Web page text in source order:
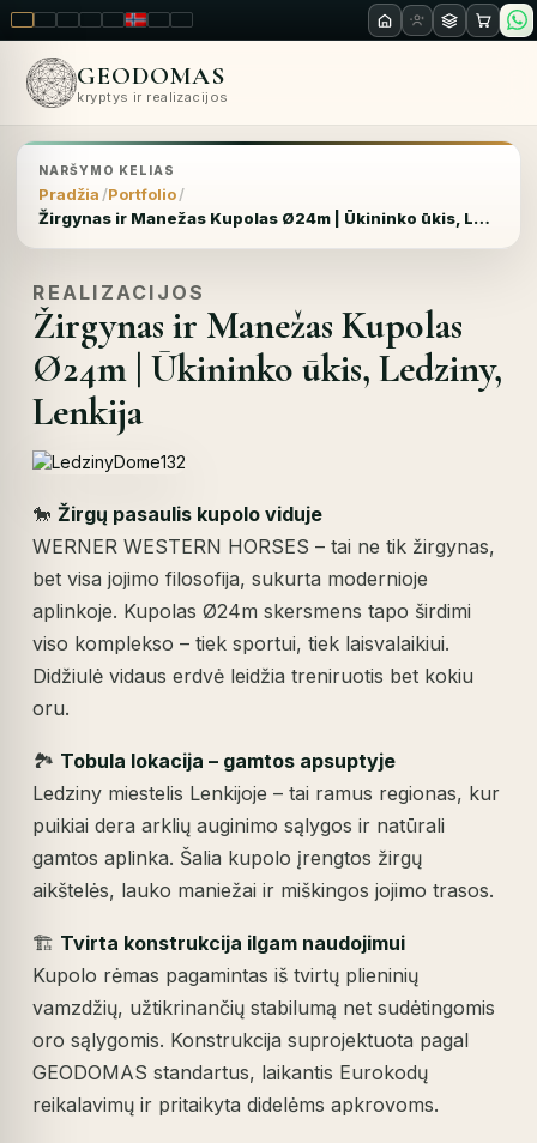
LT ENPL FR RUNOSKRO
GEODOMAS
kryptys ir realizacijos
NARŠYMO KELIAS
Pradžia Portfolio
Žirgynas ir Manežas Kupolas Ø24m | Ūkininko ūkis, Ledziny, Lenkija
REALIZACIJOS
Žirgynas ir Manežas Kupolas
Ø24m | Ūkininko ūkis, Ledziny,
Lenkija
🐎Žirgų pasaulis kupolo viduje
WERNER WESTERN HORSES – tai ne tik žirgynas,
bet visa jojimo filosofija, sukurta modernioje
aplinkoje. Kupolas Ø24m skersmens tapo širdimi
viso komplekso – tiek sportui, tiek laisvalaikiui.
Didžiulė vidaus erdvė leidžia treniruotis bet kokiu
oru.
🏞️ Tobula lokacija – gamtos apsuptyje
Ledziny miestelis Lenkijoje – tai ramus regionas, kur
puikiai dera arklių auginimo sąlygos ir natūrali
gamtos aplinka. Šalia kupolo įrengtos žirgų
aikštelės, lauko maniežai ir miškingos jojimo trasos.
🏗️ Tvirta konstrukcija ilgam naudojimui
Kupolo rėmas pagamintas iš tvirtų plieninių
vamzdžių, užtikrinančių stabilumą net sudėtingomis
oro sąlygomis. Konstrukcija suprojektuota pagal
GEODOMAS standartus, laikantis Eurokodų
reikalavimų ir pritaikyta didelėms apkrovoms.